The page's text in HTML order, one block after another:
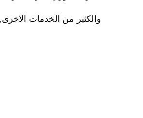
والكثير من الخدمات